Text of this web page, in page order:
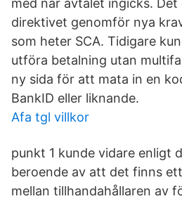
med när avtalet ingicks. Det
direktivet genomför nya
som heter SCA. Tidigare
utföra betalning utan
ny sida för att mata in en
BankID eller liknande.
Afa tgl villkor
punkt 1 kunde vidare enligt
beroende av att det finns
mellan tillhandahållaren av